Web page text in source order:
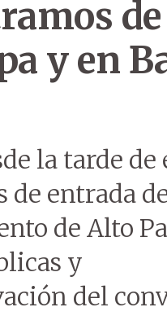
de
y en
la tarde de
entrada
de Alto
y
del